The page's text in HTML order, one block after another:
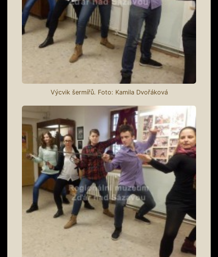
Výcvik šermířů. Foto: Kamila Dvořáková